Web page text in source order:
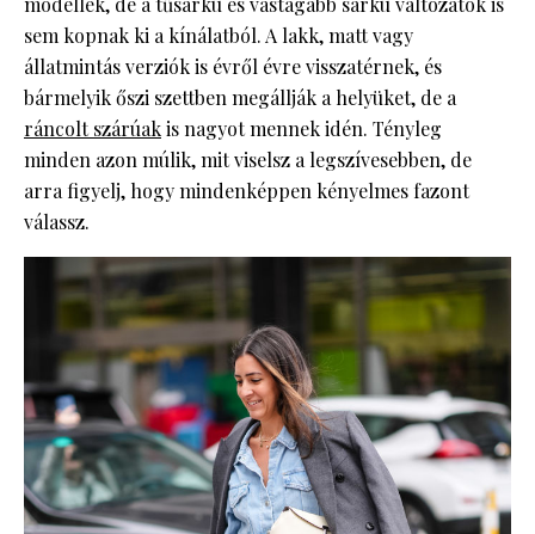
sem kopnak ki a kínálatból. A lakk, matt vagy
állatmintás verziók is évről évre visszatérnek, és
bármelyik őszi szettben megállják a helyüket, de a
ráncolt szárúakis nagyot mennek idén. Tényleg
minden azon múlik, mit viselsz a legszívesebben, de
arra figyelj, hogy mindenképpen kényelmes fazont
válassz.